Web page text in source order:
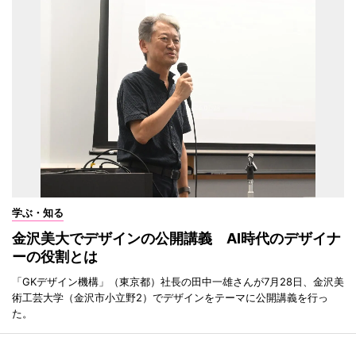
学ぶ・知る
金沢美大でデザインの公開講義 AI時代のデザイナ
ーの役割とは
「GKデザイン機構」（東京都）社長の田中一雄さんが7月28日、金沢美
術工芸大学（金沢市小立野2）でデザインをテーマに公開講義を行っ
た。